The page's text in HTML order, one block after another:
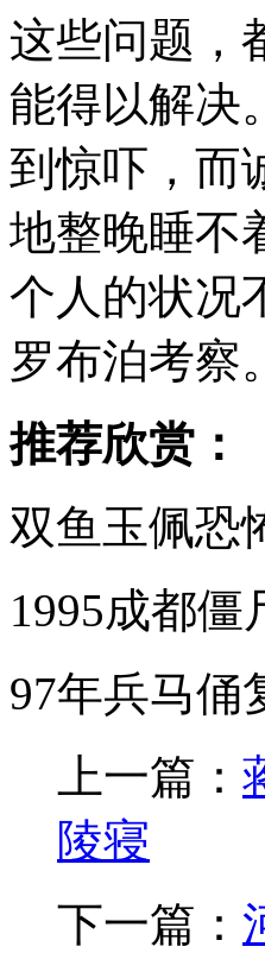
这些问题，
能得以解决
到惊吓，而
地整晚睡不
个人的状况
罗布泊考察
推荐欣赏：
双鱼玉佩恐
1995成都
97年兵马俑
上一篇：
陵寝
下一篇：